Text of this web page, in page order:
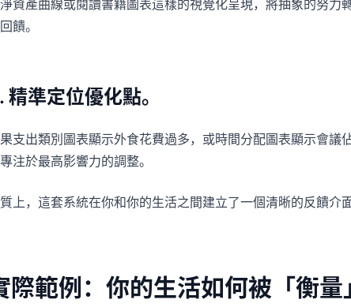
資產曲線或閱讀書籍圖表這樣的視覺化呈現，將抽象的努
饋。
精準定位優化點。
支出類別圖表顯示外食花費過多，或時間分配圖表顯示會
注於最高影響力的調整。
上，這套系統在你和你的生活之間建立了一個清晰的反饋介面
際範例：你的生活如何被「衡量